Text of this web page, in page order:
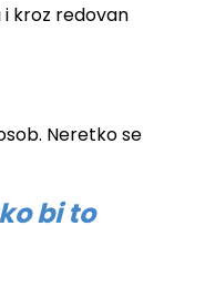
i kroz redovan
Neretko se
bi to